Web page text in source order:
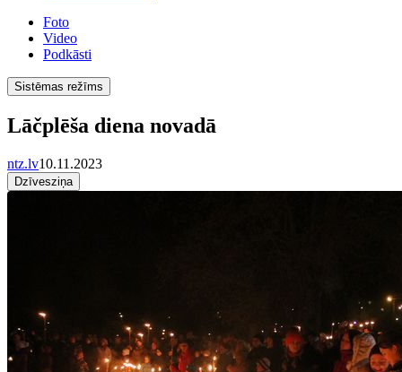
Foto
Video
Podkāsti
Sistēmas režīms
Lāčplēša diena novadā
ntz.lv10.11.2023
Dzīvesziņa